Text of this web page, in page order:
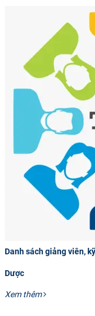
Danh sách giảng viên,
Dược
Xem thêm